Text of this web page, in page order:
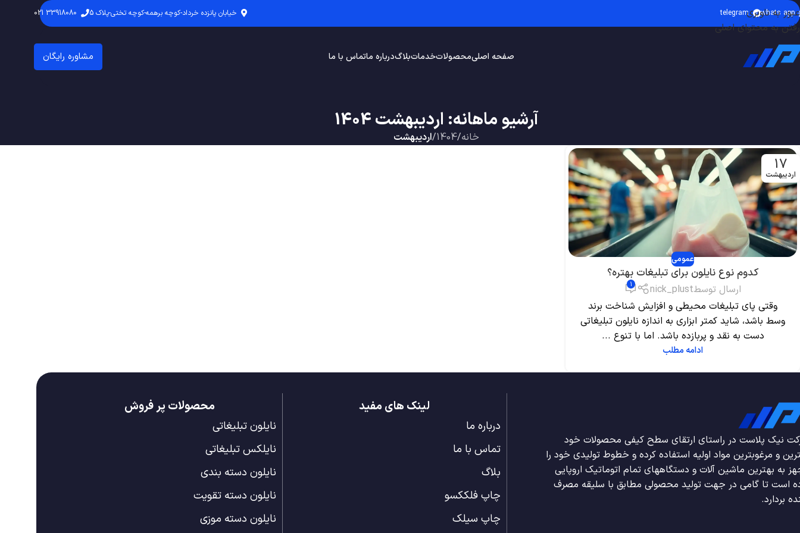
عبور به ناوبری
رفتن به محتوای اصلی
whats app
telegram خیابان پانزده خرداد-کوچه برهمه-کوچه تختی-پلاک 5 33918080 021
صفحه اصلیمحصولاتخدماتبلاگدرباره ماتماس با ما مشاوره رایگان
آرشیو ماهانه: اردیبهشت 1404
خانه/
1404
/اردیبهشت
17
اردیبهشت
عمومی
کدوم نوع نایلون برای تبلیغات بهتره؟
ارسال توسطnick_plust
1
وقتی پای تبلیغات محیطی و افزایش شناخت برند
وسط باشد، شاید کمتر ابزاری به اندازه نایلون تبلیغاتی
دست به نقد و پربازده باشد. اما با تنوع ...
ادامه مطلب
نیک پلاست در راستای ارتقای سطح کیفی محصولات خود
و مرغوبترین مواد اولیه استفاده کرده و خطوط تولیدی خود را
به بهترین ماشین آلات و دستگاههای تمام اتوماتیک اروپایی
است تا گامی در جهت تولید محصولی مطابق با سلیقه مصرف
بردارد.
لینک های مفید
درباره ما
تماس با ما
بلاگ
چاپ فلککسو
چاپ سیلک
محصولات پر فروش
نایلون تبلیغاتی
نایلکس تبلیغاتی
نایلون دسته بندی
نایلون دسته تقویت
نایلون دسته موزی